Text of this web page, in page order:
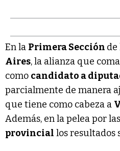
En la Primera Sección de
Aires, la alianza que
como candidato a
parcialmente de manera
que tiene como cabeza a
Además, en la pelea por
provincial los resultados